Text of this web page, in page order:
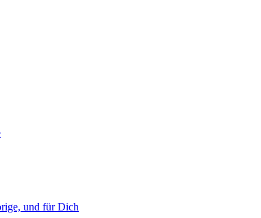
und für Dich